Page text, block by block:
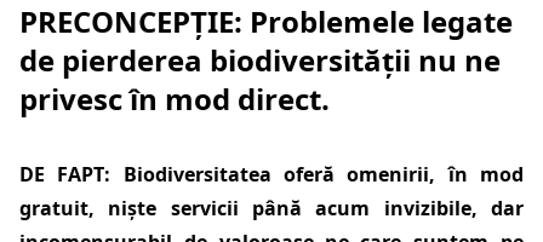
PRECONCEPȚIE: Problemele legate
de pierderea biodiversității nu ne
privesc în mod direct.
DE FAPT: Biodiversitatea oferă omenirii, în mod
gratuit, niște servicii până acum invizibile, dar